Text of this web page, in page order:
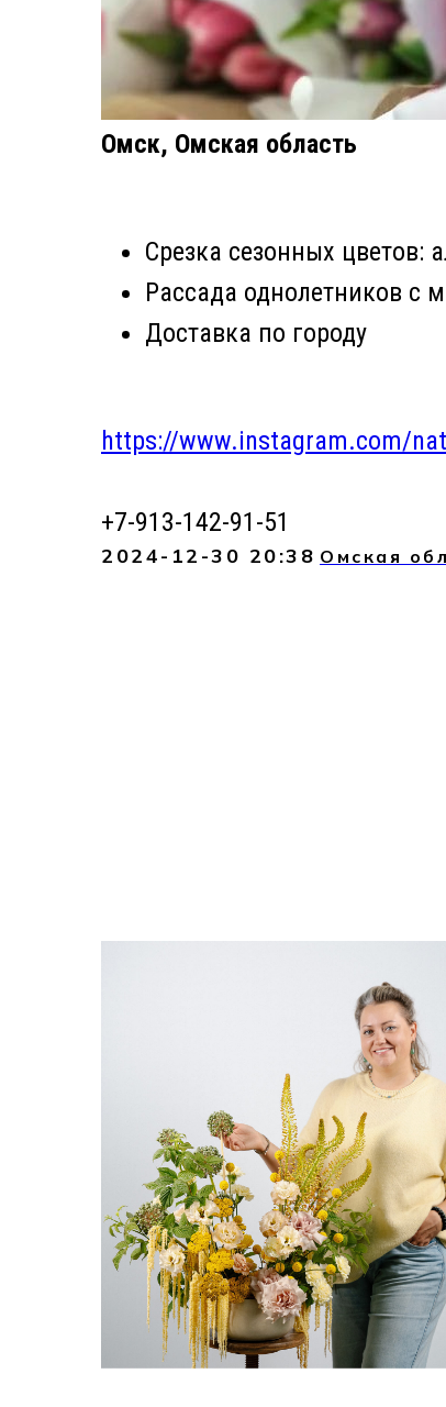
Омск, Омская область
Срезка сезонных цветов:
Рассада однолетников с
Доставка по городу
https://www.instagram.com/
+7-913-142-91-51
2024-12-30 20:38 Омская